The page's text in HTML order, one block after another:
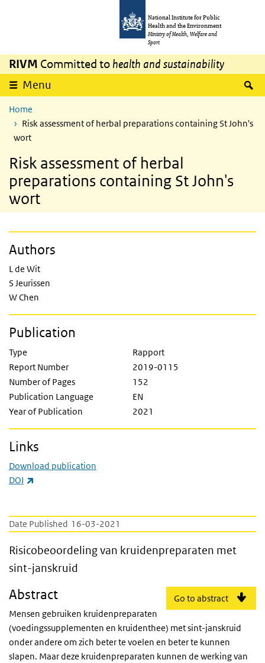
National Institute for Public
Health and the Environment
Ministry of Health, Welfare and
Sport
RIVM Committed to health and sustainability
Menu
Home
Risk assessment of herbal preparations containing St John's
wort
Risk assessment of herbal
preparations containing St John's
wort
Date Published 16-03-2021
Risicobeoordeling van kruidenpreparaten
Risicobeoordeling van kruidenpreparaten met
sint-janskruid
Go to abstract
Abstract
Mensen gebruiken kruidenpreparaten
(voedingssupplementen en kruidenthee) met sint-janskruid
onder andere om zich beter te voelen en beter te kunnen
slapen. Maar deze kruidenpreparaten kunnen de werking van
Authors
L de Wit
S Jeurissen
W Chen
Publication
Type
Rapport
Report Number
2019-0115
Number of Pages
152
Publication Language
EN
Year of Publication
2021
Links
Download publication
DOI